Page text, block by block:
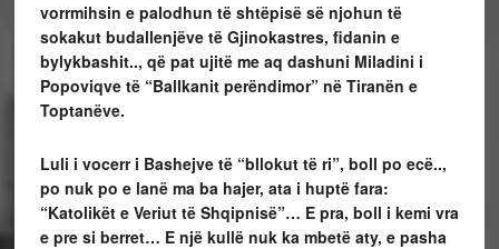
vorrmihsin e palodhun të shtëpisë së njohun të
sokakut budallenjëve të Gjinokastres, fidanin e
bylykbashit.., që pat ujitë me aq dashuni Miladini i
Popoviqve të “Ballkanit perëndimor” në Tiranën e
Toptanëve.
Luli i vocerr i Bashejve të “bllokut të ri”, boll po ecë..,
po nuk po e lanë ma ba hajer, ata i huptë fara:
“Katolikët e Veriut të Shqipnisë”… E pra, boll i kemi vra
e pre si berret… E një kullë nuk ka mbetë aty, e pasha